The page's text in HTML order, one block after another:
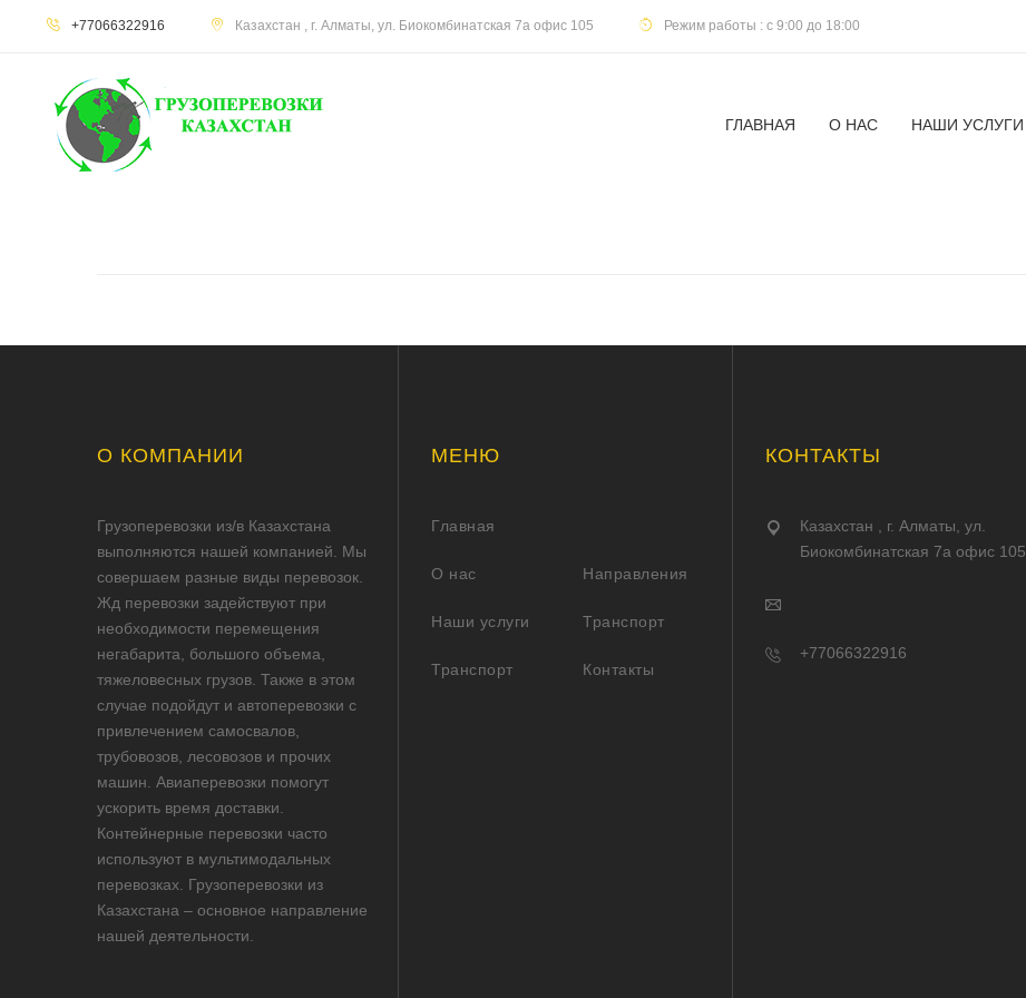
+77066322916 Казахстан , г. Алматы, ул. Биокомбинатская 7а офис 105 Режим работы : с 9:00 до 18:00
ГЛАВНАЯ О НАС НАШИ УСЛУГИ
О КОМПАНИИ
Грузоперевозки из/в Казахстана
выполняются нашей компанией. Мы
совершаем разные виды перевозок.
Жд перевозки задействуют при
необходимости перемещения
негабарита, большого объема,
тяжеловесных грузов. Также в этом
случае подойдут и автоперевозки с
привлечением самосвалов,
трубовозов, лесовозов и прочих
машин. Авиаперевозки помогут
ускорить время доставки.
Контейнерные перевозки часто
используют в мультимодальных
перевозках. Грузоперевозки из
Казахстана – основное направление
нашей деятельности.
МЕНЮ
Главная
О нас
Наши услуги
Транспорт
Направления
Транспорт
Контакты
КОНТАКТЫ
Казахстан , г. Алматы, ул.
Биокомбинатская 7а офис 105
+77066322916